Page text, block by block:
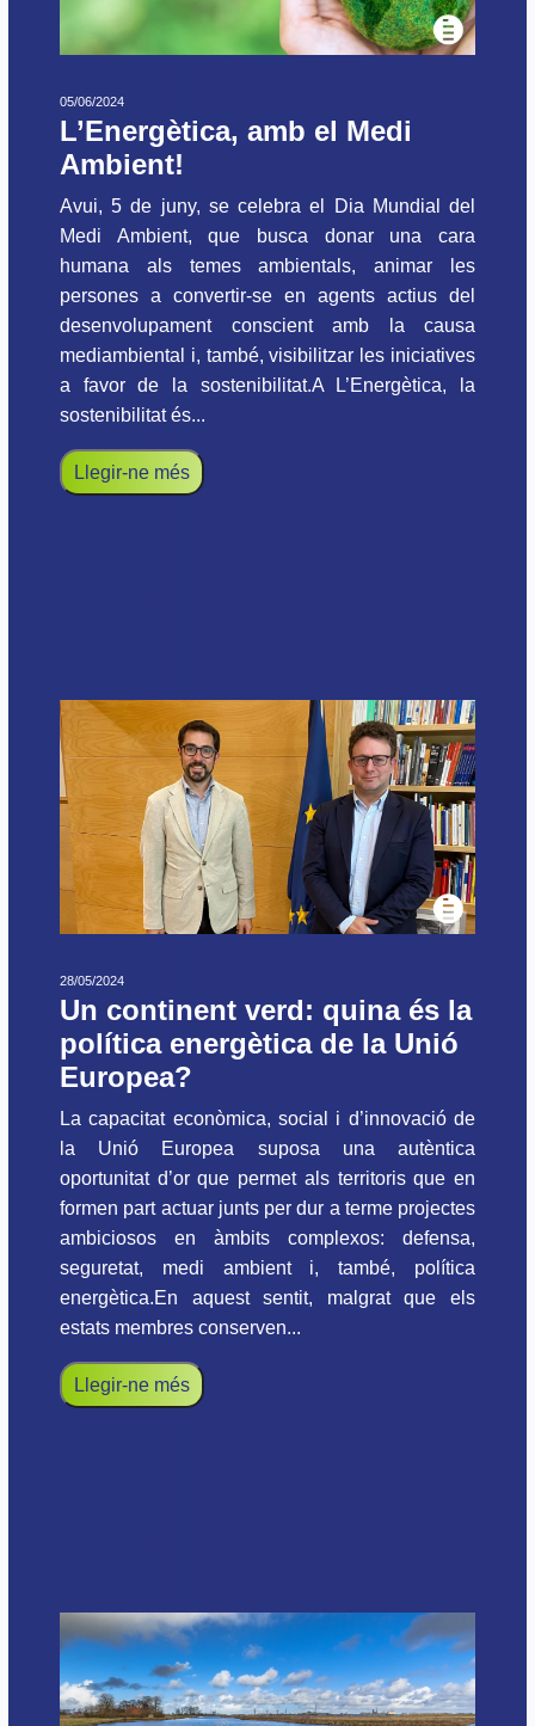
05/06/2024
L’Energètica, amb el Medi
Ambient!
Avui, 5 de juny, se celebra el Dia Mundial del
Medi Ambient, que busca donar una cara
humana als temes ambientals, animar les
persones a convertir-se en agents actius del
desenvolupament conscient amb la causa
mediambiental i, també, visibilitzar les iniciatives
a favor de la sostenibilitat.A L’Energètica, la
sostenibilitat és...
Llegir-ne més
28/05/2024
Un continent verd: quina és la
política energètica de la Unió
Europea?
La capacitat econòmica, social i d’innovació de
la Unió Europea suposa una autèntica
oportunitat d’or que permet als territoris que en
formen part actuar junts per dur a terme projectes
ambiciosos en àmbits complexos: defensa,
seguretat, medi ambient i, també, política
energètica.En aquest sentit, malgrat que els
estats membres conserven...
Llegir-ne més